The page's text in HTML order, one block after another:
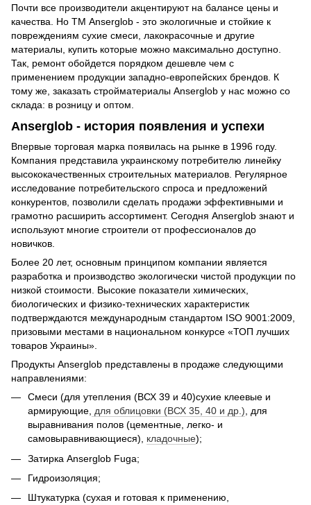
Почти все производители акцентируют на балансе цены и
качества. Но ТМ Anserglob - это экологичные и стойкие к
повреждениям сухие смеси, лакокрасочные и другие
материалы, купить которые можно максимально доступно.
Так, ремонт обойдется порядком дешевле чем с
применением продукции западно-европейских брендов. К
тому же, заказать стройматериалы Anserglob у нас можно со
склада: в розницу и оптом.
Anserglob - история появления и успехи
Впервые торговая марка появилась на рынке в 1996 году.
Компания представила украинскому потребителю линейку
высококачественных строительных материалов. Регулярное
исследование потребительского спроса и предложений
конкурентов, позволили сделать продажи эффективными и
грамотно расширить ассортимент. Сегодня Anserglob знают и
используют многие строители от профессионалов до
новичков.
Более 20 лет, основным принципом компании является
разработка и производство экологически чистой продукции по
низкой стоимости. Высокие показатели химических,
биологических и физико-технических характеристик
подтверждаются международным стандартом ISO 9001:2009,
призовыми местами в национальном конкурсе «ТОП лучших
товаров Украины».
Продукты Anserglob представлены в продаже следующими
направлениями:
Смеси (для утепления (ВСХ 39 и 40)сухие клеевые и
армирующие, для облицовки (ВСХ 35, 40 и др.), для
выравнивания полов (цементные, легко- и
самовыравнивающиеся), кладочные);
Затирка Anserglob Fuga;
Гидроизоляция;
Штукатурка (сухая и готовая к применению,